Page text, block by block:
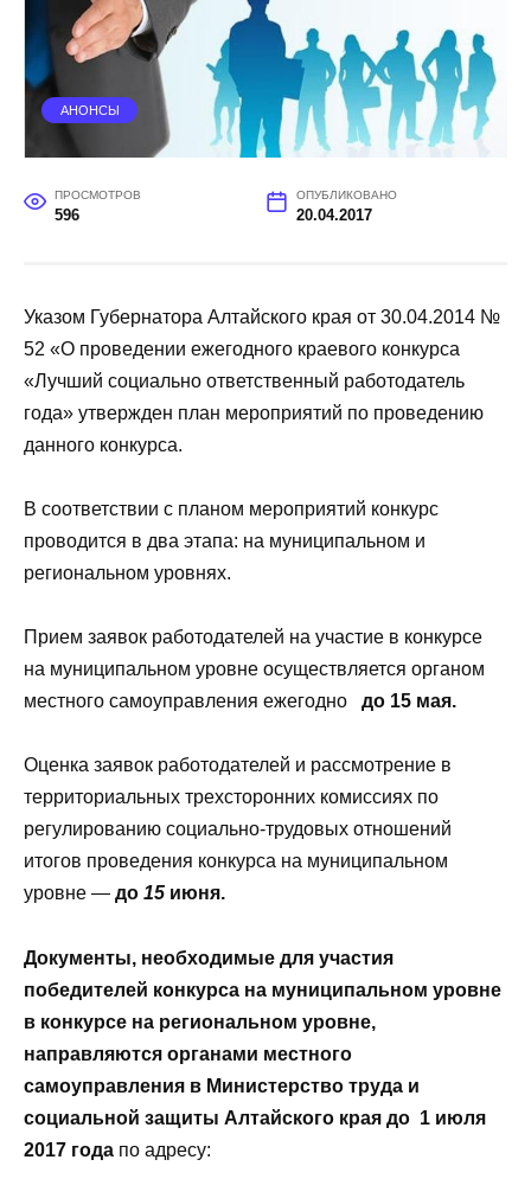
АНОНСЫ
ПРОСМОТРОВ
596
ОПУБЛИКОВАНО
20.04.2017
Указом Губернатора Алтайского края от 30.04.2014 №
52 «О проведении ежегодного краевого конкурса
«Лучший социально ответственный работодатель
года» утвержден план мероприятий по проведению
данного конкурса.
В соответствии с планом мероприятий конкурс
проводится в два этапа: на муниципальном и
региональном уровнях.
Прием заявок работодателей на участие в конкурсе
на муниципальном уровне осуществляется органом
местного самоуправления ежегодно до 15 мая.
Оценка заявок работодателей и рассмотрение в
территориальных трехсторонних комиссиях по
регулированию социально-трудовых отношений
итогов проведения конкурса на муниципальном
уровне — до 15 июня.
Документы, необходимые для участия
победителей конкурса на муниципальном уровне
в конкурсе на региональном уровне,
направляются органами местного
самоуправления в Министерство труда и
социальной защиты Алтайского края до 1 июля
2017 года по адресу: